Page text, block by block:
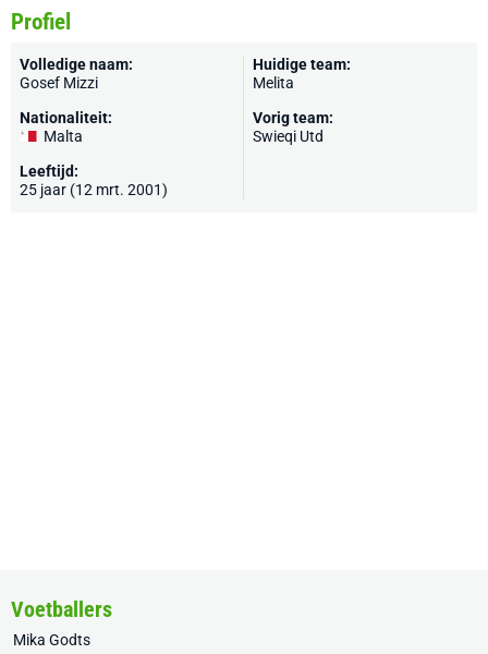
Profiel
Volledige naam:
Gosef Mizzi
Nationaliteit:
Malta
Leeftijd:
25 jaar (12 mrt. 2001)
Huidige team:
Melita
Vorig team:
Swieqi Utd
Voetballers
Mika Godts